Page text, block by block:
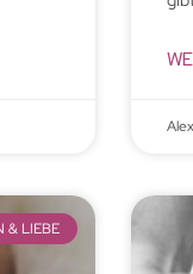
& LIEBE